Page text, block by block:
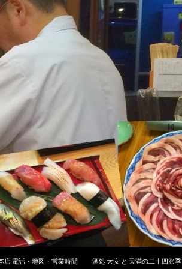
店 電話・地図・営業時間 酒処 大安 と 天満の二十四節季